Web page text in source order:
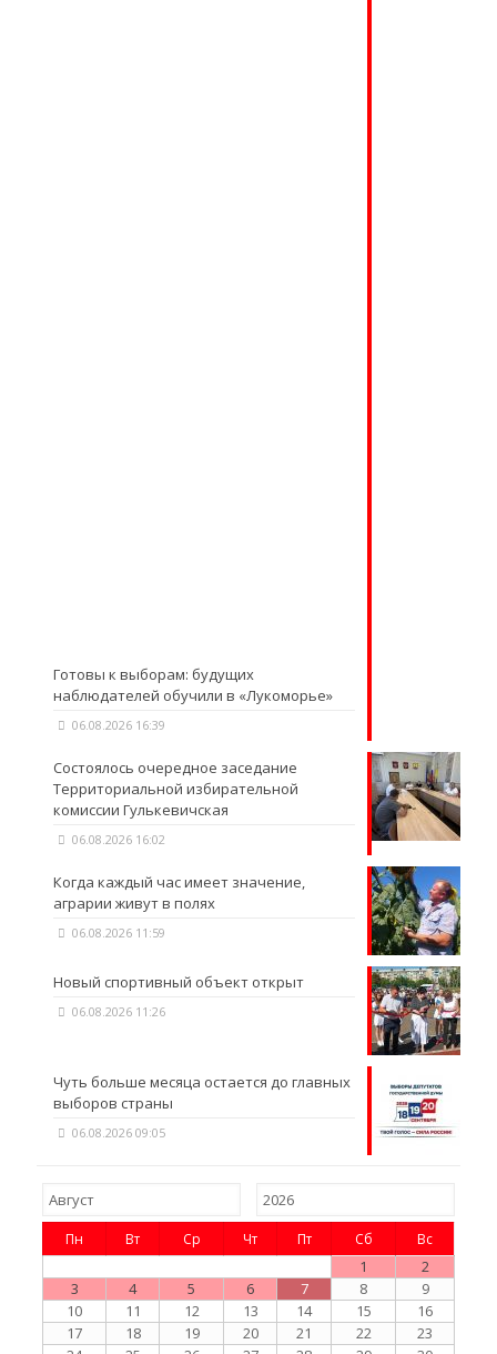
Готовы к выборам: будущих
наблюдателей обучили в «Лукоморье»
06.08.2026 16:39
Состоялось очередное заседание
Территориальной избирательной
комиссии Гулькевичская
06.08.2026 16:02
Когда каждый час имеет значение,
аграрии живут в полях
06.08.2026 11:59
Новый спортивный объект открыт
06.08.2026 11:26
Чуть больше месяца остается до главных
выборов страны
06.08.2026 09:05
Пн Вт Ср Чт Пт Сб Вс
1
2
3
4 5 6 7 8
9
10
11 12 13 14 15
16
17
18 19 20 21 22
23